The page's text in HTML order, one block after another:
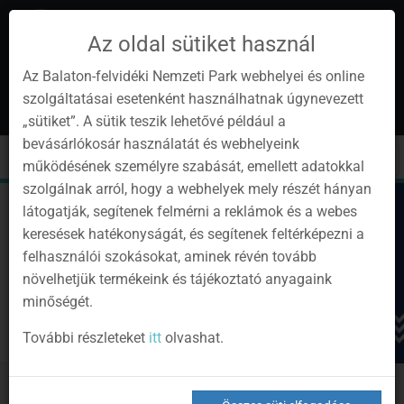
Instagram
YoutubeFacebookProgramok
Hírlevél
hu
Toggle
cart
Toggle
navigation
Bejelentkezés
Az oldal sütiket használ
Az Balaton-felvidéki Nemzeti Park webhelyei és online
szolgáltatásai esetenként használhatnak úgynevezett
„sütiket”. A sütik teszik lehetővé például a
bevásárlókosár használatát és webhelyeink
működésének személyre szabását, emellett adatokkal
szolgálnak arról, hogy a webhelyek mely részét hányan
látogatják, segítenek felmérni a reklámok és a webes
keresések hatékonyságát, és segítenek feltérképezni a
felhasználói szokásokat, aminek révén tovább
növelhetjük termékeink és tájékoztató anyagaink
minőségét.
További részleteket ittolvashat.